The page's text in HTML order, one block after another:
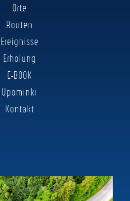
Orte
Routen
Ereignisse
Erholung
E-BOOK
Upominki
Kontakt